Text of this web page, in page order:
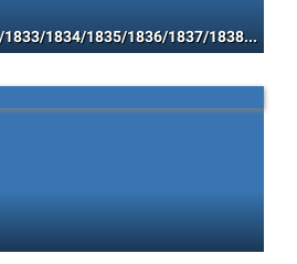
1829/1830/1831/1832/1833/1834/1835/1836/1837/1838/1839/1840/1841/1842/1843/1844/1845/1846/1847/1848